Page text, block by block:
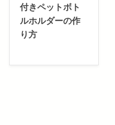
付きペットボト
ルホルダーの作
り方